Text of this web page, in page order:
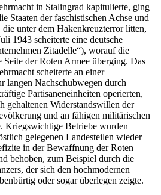
in Stalingrad kapitulierte, ging
Staaten der faschistischen Achse und
unter dem Hakenkreuzterror litten,
1943 scheiterte eine deutsche
Zitadelle“), worauf die
der Roten Armee überging. Das
scheiterte an einer
langen Nachschubwegen durch
Partisaneneinheiten operierten,
gehaltenen Widerstandswillen der
und an fähigen militärischen
Kriegswichtige Betriebe wurden
gelegenen Landesteilen wieder
in der Bewaffnung der Roten
behoben, zum Beispiel durch die
der sich den hochmodernen
oder sogar überlegen zeigte.